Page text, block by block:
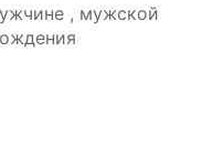
, мужской